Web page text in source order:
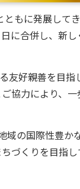
ともに発展してき
に合併し、新し
友好親善を目指
協力により、一
域の国際性豊か
づくりを目指し